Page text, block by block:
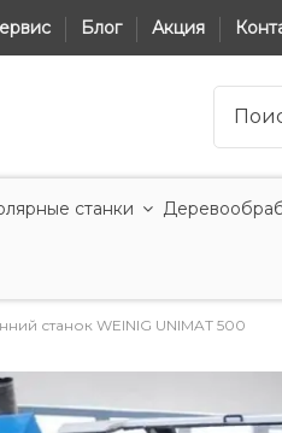
Блог Акция
станки
станок WEINIG UNIMAT 500